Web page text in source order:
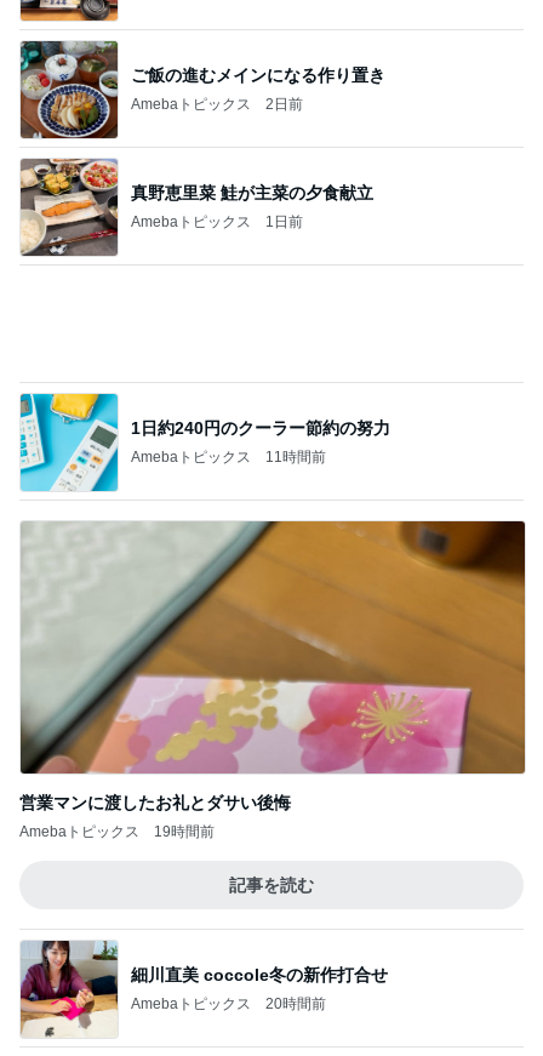
土屋太鳳 広島で迎えた原爆の日
Amebaトピックス 1日前
高橋英樹 お土産に貰った手作りジャム
Amebaトピックス
記事を読む
白玉団子で作るフルーツポンチ
Amebaトピックス 1日前